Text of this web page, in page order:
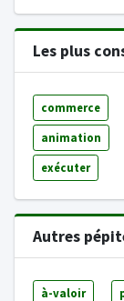
Les plus
commerce
animation
exécuter
Autres
à-valoir